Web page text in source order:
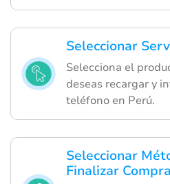
Seleccionar
Selecciona el
deseas recargar y
teléfono en Perú.
Seleccionar
Finalizar Compra